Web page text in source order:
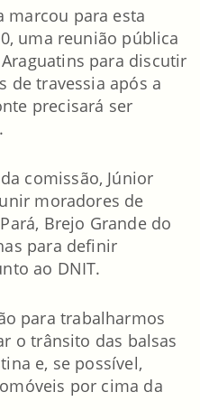
marcou para esta
uma reunião pública
para discutir
de travessia após a
precisará ser
comissão, Júnior
moradores de
Brejo Grande do
para definir
ao DNIT.
para trabalharmos
o trânsito das balsas
e, se possível,
por cima da